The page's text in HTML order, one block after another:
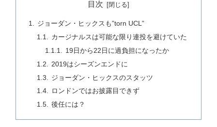
目次
ジョーダン・ヒックスも”torn UCL”
カージナルスは可能な限り連投を避けていた
19日から22日に過負担になったか
2019はシーズンエンドに
ジョーダン・ヒックスのスタッツ
ロンドンではお披露目できず
後任には？